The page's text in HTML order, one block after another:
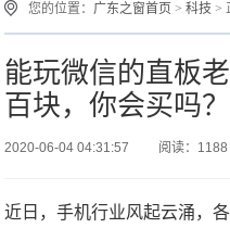
您的位置： 广东之窗首页 >科技 >
能玩微信的直板
百块，你会买吗？
2020-06-04 04:31:57 阅读：1188
近日，手机行业风起云涌，